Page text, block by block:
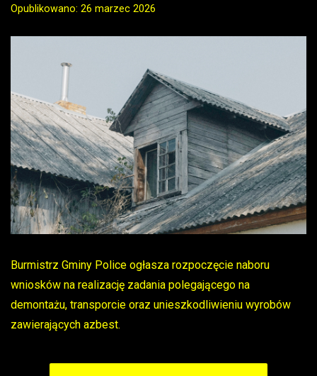
Opublikowano: 26 marzec 2026
Burmistrz Gminy Police ogłasza rozpoczęcie naboru
wniosków na realizację zadania polegającego na
demontażu, transporcie oraz unieszkodliwieniu wyrobów
zawierających azbest.